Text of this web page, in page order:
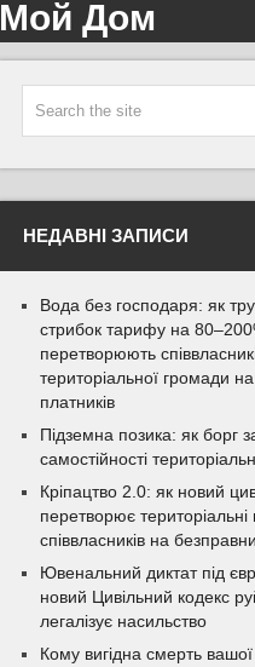
Мой Дом
НЕДАВНІ ЗАПИСИ
Вода без господаря: як
стрибок тарифу на
перетворюють
територіальної громади
платників
Підземна позика: як борг
самостійності
Кріпацтво 2.0: як новий
перетворює територіальні
співвласників на
Ювенальний диктат під
новий Цивільний кодекс
легалізує насильство
Кому вигідна смерть вашої